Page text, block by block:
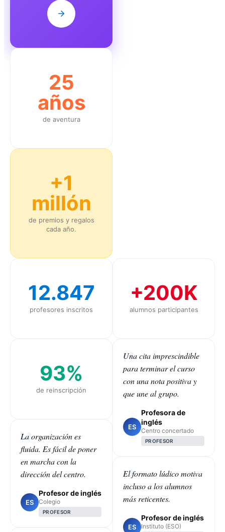
25
años
de aventura
+1
millón
de premios y regalos
cada año.
12.847
profesores inscritos
93%
de reinscripción
La organización es
fluida. Es fácil de poner
en marcha con la
dirección del centro.
ES
Profesor de inglés
Colegio
PROFESOR
+200K
alumnos participantes
Una cita imprescindible
para terminar el curso
con una nota positiva y
que une al grupo.
ES
Profesora de
inglés
Centro concertado
PROFESOR
El formato lúdico motiva
incluso a los alumnos
más reticentes.
ES
Profesor de inglés
Instituto (ESO)